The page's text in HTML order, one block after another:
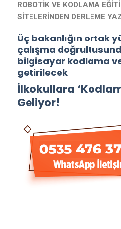
ROBOTİK VE KODLAMA
SİTELERİNDEN DERLEME
Üç bakanlığın ortak
çalışma
bilgisayar kodlama
getirilecek
İlkokullara
Geliyor!